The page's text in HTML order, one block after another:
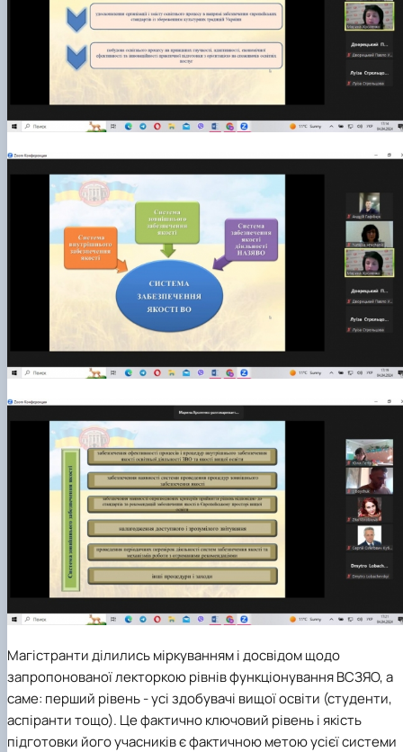
Магістранти ділились міркуванням і досвідом щодо
запропонованої лекторкою рівнів функціонування ВСЗЯО, а
саме: перший рівень - усі здобувачі вищої освіти (студенти,
аспіранти тощо). Це фактично ключовий рівень і якість
підготовки його учасників є фактичною метою усієї системи